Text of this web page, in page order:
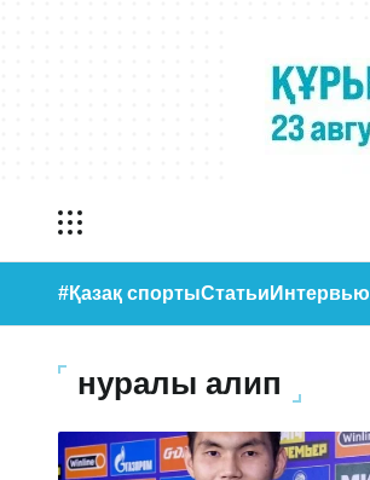
#Қазақ спортыСтатьи Интервью
нуралы алип